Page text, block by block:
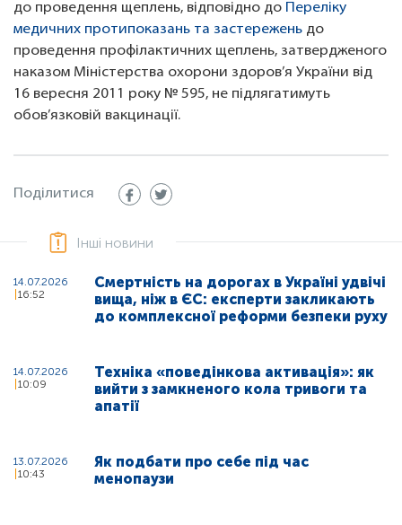
до проведення щеплень, відповідно до Переліку
медичних протипоказань та застережень до
проведення профілактичних щеплень, затвердженого
наказом Міністерства охорони здоров’я України від
16 вересня 2011 року № 595, не підлягатимуть
обов’язковій вакцинації.
Поділитися
Інші новини
14.07.2026
16:52
Смертність на дорогах в Україні удвічі
вища, ніж в ЄС: експерти закликають
до комплексної реформи безпеки руху
14.07.2026
10:09
Техніка «поведінкова активація»: як
вийти з замкненого кола тривоги та
апатії
13.07.2026
10:43
Як подбати про себе під час
менопаузи